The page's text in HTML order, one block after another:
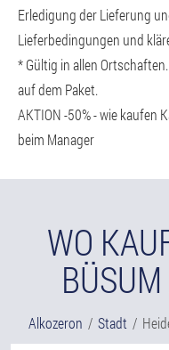
Erledigung der Lieferung
Lieferbedingungen und
* Gültig in allen
auf dem Paket.
AKTION -50% - wie kaufen
beim Manager
WO
Alkozeron Stadt